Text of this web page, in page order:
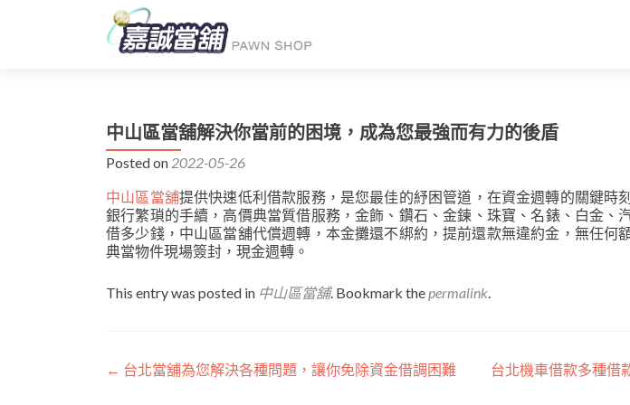
中山區當舖解決你當前的困境，成為您最強而有力的後盾
Posted on 2022-05-26
中山區當舖提供快速低利借款服務，是您最佳的紓困管道，在資金週轉的關鍵時
銀行繁瑣的手續，高價典當質借服務，金飾、鑽石、金鍊、珠寶、名錶、白金、
借多少錢，中山區當舖代償週轉，本金攤還不綁約，提前還款無違約金，無任何
典當物件現場簽封，現金週轉。
This entry was posted in 中山區當舖. Bookmark thepermalink.
文
← 台北當舖為您解決各種問題，讓你免除資金借調困難
台北機車借款多種借